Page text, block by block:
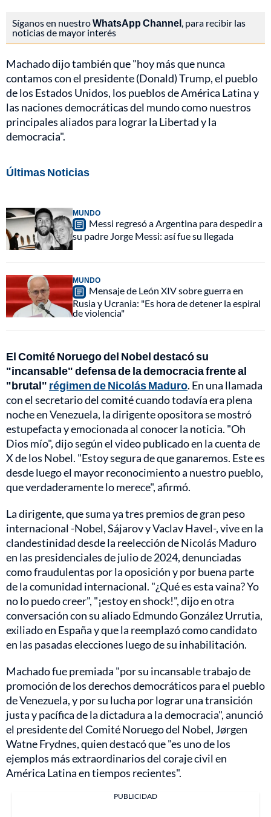
Síganos en nuestroWhatsApp Channel , para recibir las
noticias de mayor interés
Machado dijo también que "hoy más que nunca
contamos con el presidente (Donald) Trump, el pueblo
de los Estados Unidos, los pueblos de América Latina y
las naciones democráticas del mundo como nuestros
principales aliados para lograr la Libertad y la
democracia".
Últimas Noticias
MUNDO
Messi regresó a Argentina para despedir a
su padre Jorge Messi: así fue su llegada
MUNDO
Mensaje de León XIV sobre guerra en
Rusia y Ucrania: "Es hora de detener la espiral
de violencia"
El Comité Noruego del Nobel destacó su
"incansable" defensa de la democracia frente al
"brutal" régimen de Nicolás Maduro. En una llamada
con el secretario del comité cuando todavía era plena
noche en Venezuela, la dirigente opositora se mostró
estupefacta y emocionada al conocer la noticia. "Oh
Dios mío", dijo según el video publicado en la cuenta de
X de los Nobel. "Estoy segura de que ganaremos. Este es
desde luego el mayor reconocimiento a nuestro pueblo,
que verdaderamente lo merece", afirmó.
La dirigente, que suma ya tres premios de gran peso
internacional -Nobel, Sájarov y Vaclav Havel-, vive en la
clandestinidad desde la reelección de Nicolás Maduro
en las presidenciales de julio de 2024, denunciadas
como fraudulentas por la oposición y por buena parte
de la comunidad internacional. "¿Qué es esta vaina? Yo
no lo puedo creer", "¡estoy en shock!", dijo en otra
conversación con su aliado Edmundo González Urrutia,
exiliado en España y que la reemplazó como candidato
en las pasadas elecciones luego de su inhabilitación.
Machado fue premiada "por su incansable trabajo de
promoción de los derechos democráticos para el pueblo
de Venezuela, y por su lucha por lograr una transición
justa y pacífica de la dictadura a la democracia", anunció
el presidente del Comité Noruego del Nobel, Jørgen
Watne Frydnes, quien destacó que "es uno de los
ejemplos más extraordinarios del coraje civil en
América Latina en tiempos recientes".
PUBLICIDAD